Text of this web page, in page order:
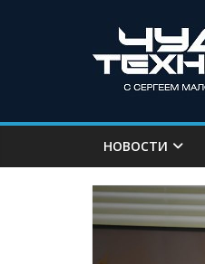
НОВОСТИ